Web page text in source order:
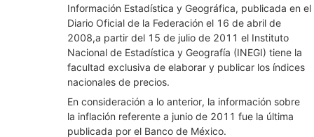
Información Estadística y Geográfica, publicada en el
Diario Oficial de la Federación el 16 de abril de
2008,a partir del 15 de julio de 2011 el Instituto
Nacional de Estadística y Geografía (INEGI) tiene la
facultad exclusiva de elaborar y publicar los índices
nacionales de precios.
En consideración a lo anterior, la información sobre
la inflación referente a junio de 2011 fue la última
publicada por el Banco de México.